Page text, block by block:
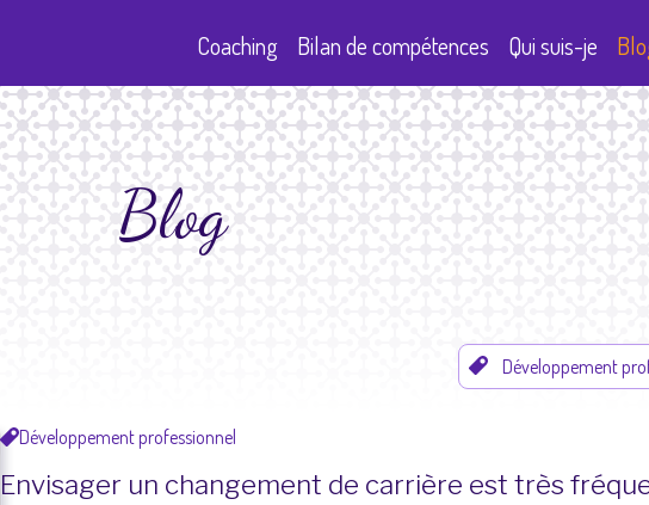
Coaching Bilande compétences Qui suis-je
Blog
Développement professionnel
Envisager un changement de carrière est très